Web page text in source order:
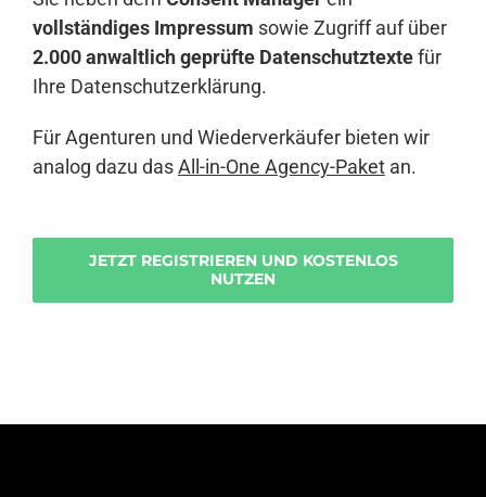
vollständiges Impressum sowie Zugriff auf über
2.000 anwaltlich geprüfte Datenschutztextefür
Ihre Datenschutzerklärung.
Für Agenturen und Wiederverkäufer bieten wir
analog dazu dasAll-in-One Agency-Paket an.
JETZT REGISTRIEREN UND KOSTENLOS
NUTZEN